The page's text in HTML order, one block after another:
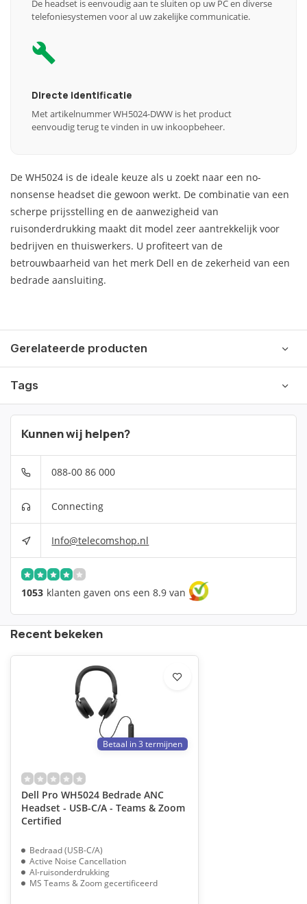
De headset is eenvoudig aan te sluiten op uw PC en diverse
telefoniesystemen voor al uw zakelijke communicatie.
Directe identificatie
Met artikelnummer WH5024-DWW is het product
eenvoudig terug te vinden in uw inkoopbeheer.
De WH5024 is de ideale keuze als u zoekt naar een no-
nonsense headset die gewoon werkt. De combinatie van een
scherpe prijsstelling en de aanwezigheid van
ruisonderdrukking maakt dit model zeer aantrekkelijk voor
bedrijven en thuiswerkers. U profiteert van de
betrouwbaarheid van het merk Dell en de zekerheid van een
bedrade aansluiting.
Gerelateerde producten
Tags
Kunnen wij helpen?
088-00 86 000
Connecting
Info@telecomshop.nl
1053 klanten gaven ons een 8.9 van
Recent bekeken
Betaal in 3 termijnen
Dell Pro WH5024 Bedrade ANC
Headset - USB-C/A - Teams & Zoom
Certified
Bedraad (USB-C/A)
Active Noise Cancellation
AI-ruisonderdrukking
MS Teams & Zoom gecertificeerd